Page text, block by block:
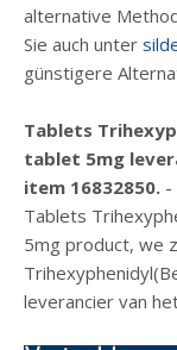
alternative
Sie auch unter
günstigere
Tablets
tablet 5mg
item 16832850. -
Tablets
5mg product, we
leverancier van